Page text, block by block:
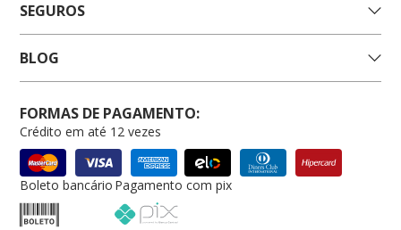
SEGUROS
BLOG
FORMAS DE PAGAMENTO:
Crédito em até 12 vezes
Boleto bancário Pagamento com pix